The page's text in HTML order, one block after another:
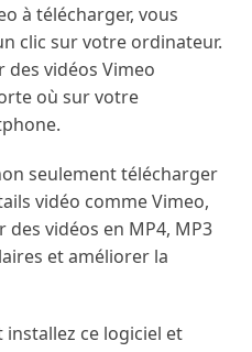
à télécharger, vous
clic sur votre ordinateur.
vidéos Vimeo
où sur votre
seulement télécharger
vidéo comme Vimeo,
vidéos en MP4, MP3
et améliorer la
ce logiciel et